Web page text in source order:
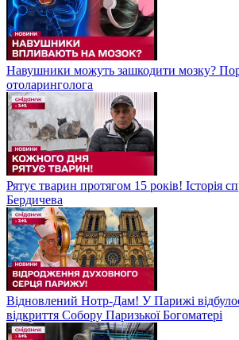
Навушники можуть зашкодити мозку?
отоларинголога
Рятує тварин протягом 15 років! Історія
Бердичева
Відновлений Нотр-Дам! У Парижі
відкриття Собору Паризької Богоматері